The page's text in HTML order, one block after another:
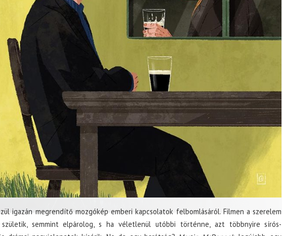
igazán megrendítő mozgókép emberi kapcsolatok felbomlásáról. Filmen a szerelem
semmint elpárolog, s ha véletlenül utóbbi történne, azt többnyire sírós-